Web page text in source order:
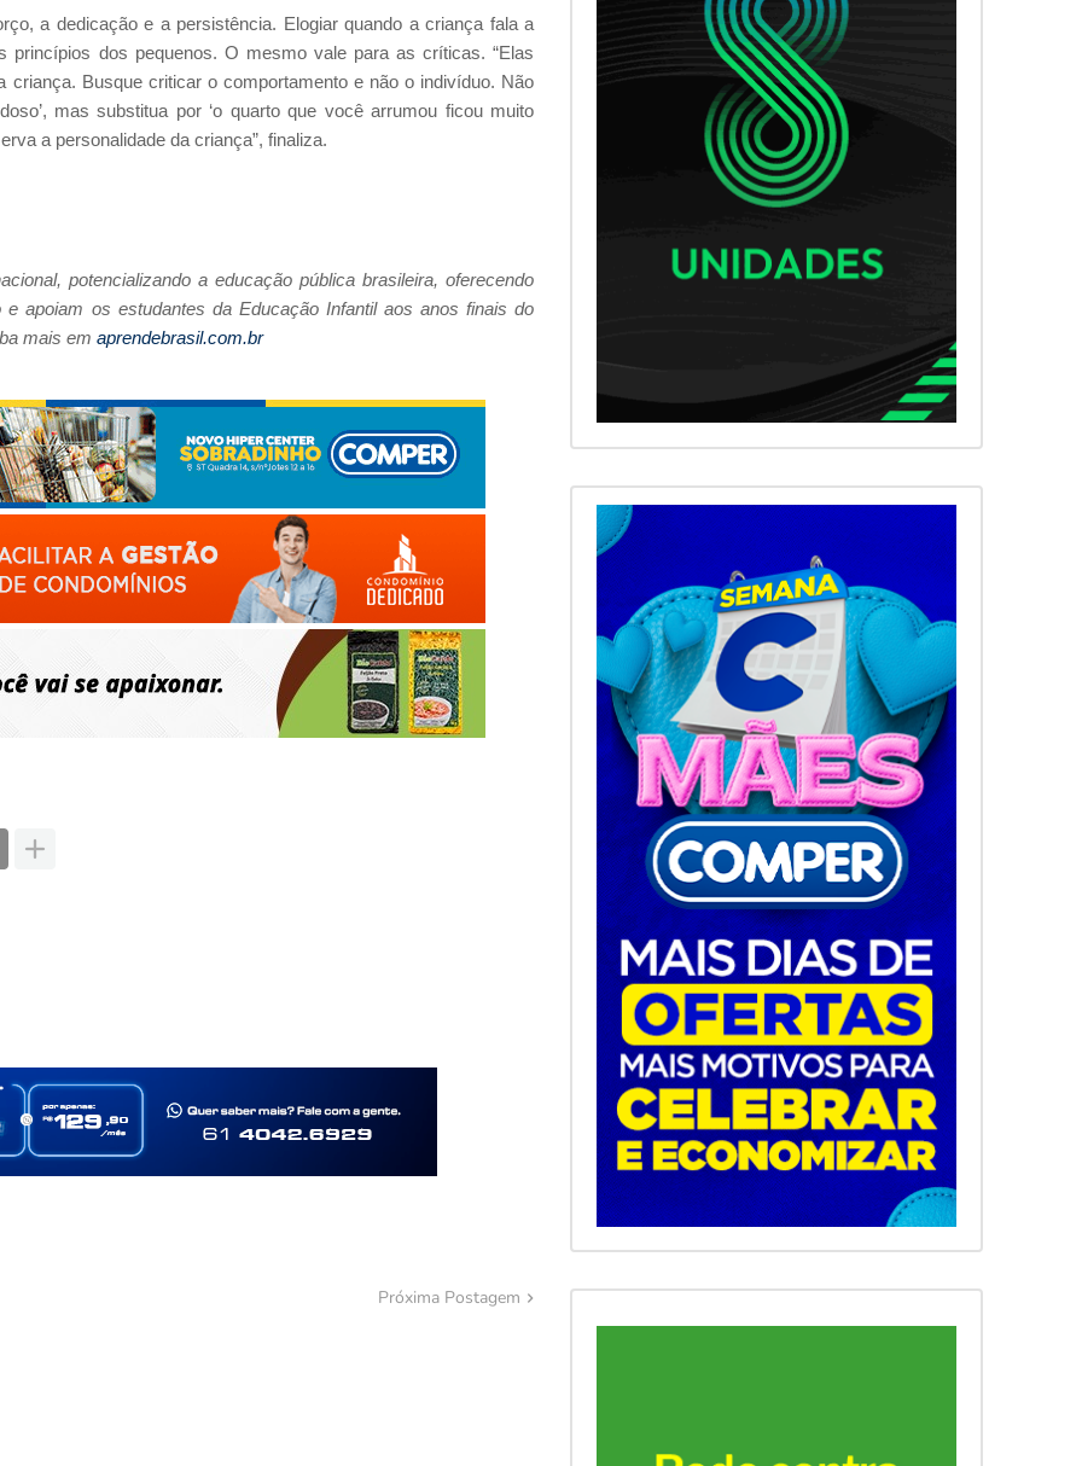
a dedicação e a persistência. Elogiar quando a criança fala a
princípios dos pequenos. O mesmo vale para as críticas. “Elas
Busque criticar o comportamento e não o indivíduo. Não
mas substitua por ‘o quarto que você arrumou ficou muito
a personalidade da criança”, finaliza.
potencializando a educação pública brasileira, oferecendo
apoiam os estudantes da Educação Infantil aos anos finais do
mais em aprendebrasil.com.br
Próxima Postagem